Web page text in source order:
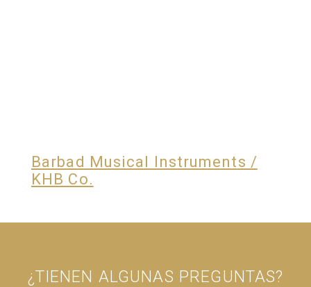
Barbad Musical Instruments /
KHB Co.
¿TIENEN ALGUNAS PREGUNTAS?